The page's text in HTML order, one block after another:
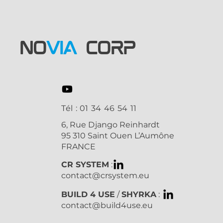
NOVIACORP
Tél : 01 34 46 54 11
6, Rue Django Reinhardt
95 310 Saint Ouen L’Aumône
FRANCE
CR SYSTEM :
contact@crsystem.eu
BUILD 4 USE /SHYRKA:
contact@build4use.eu